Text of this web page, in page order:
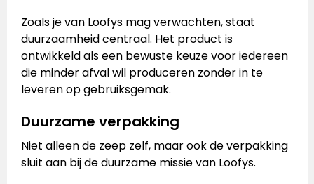
Zoals je van Loofys mag verwachten, staat
duurzaamheid centraal. Het product is
ontwikkeld als een bewuste keuze voor iedereen
die minder afval wil produceren zonder in te
leveren op gebruiksgemak.
Duurzame verpakking
Niet alleen de zeep zelf, maar ook de verpakking
sluit aan bij de duurzame missie van Loofys.